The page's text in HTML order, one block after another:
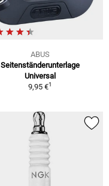
ABUS
Seitenständerunterlage
Universal
9,95 €1